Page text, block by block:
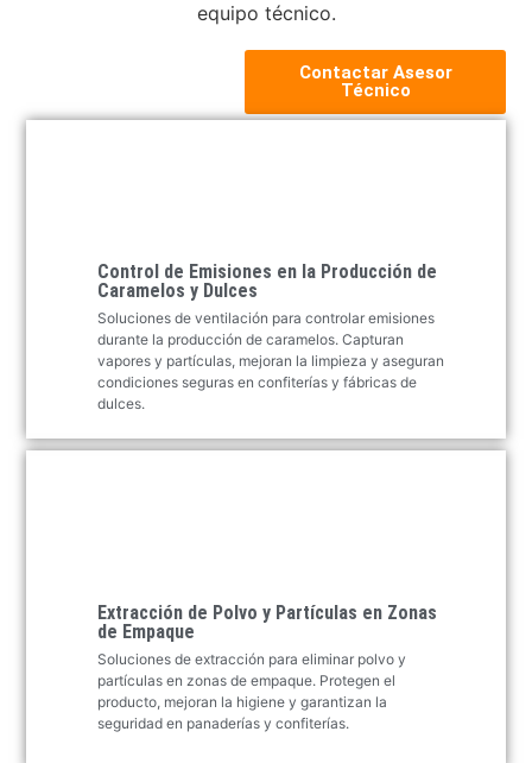
equipo técnico.
Contactar Asesor
Técnico
Control de Emisiones en la Producción de
Caramelos y Dulces
Soluciones de ventilación para controlar emisiones
durante la producción de caramelos. Capturan
vapores y partículas, mejoran la limpieza y aseguran
condiciones seguras en confiterías y fábricas de
dulces.
Extracción de Polvo y Partículas en Zonas
de Empaque
Soluciones de extracción para eliminar polvo y
partículas en zonas de empaque. Protegen el
producto, mejoran la higiene y garantizan la
seguridad en panaderías y confiterías.